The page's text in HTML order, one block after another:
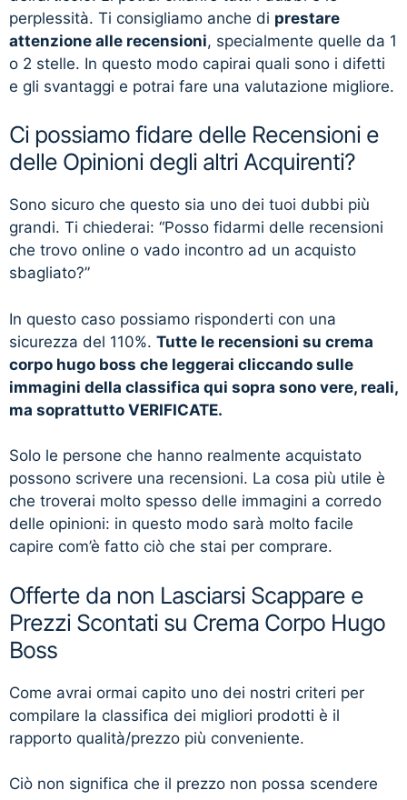
perplessità. Ti consigliamo anche di prestare
attenzione alle recensioni, specialmente quelle da 1
o 2 stelle. In questo modo capirai quali sono i difetti
e gli svantaggi e potrai fare una valutazione migliore.
Ci possiamo fidare delle Recensioni e
delle Opinioni degli altri Acquirenti?
Sono sicuro che questo sia uno dei tuoi dubbi più
grandi. Ti chiederai: “Posso fidarmi delle recensioni
che trovo online o vado incontro ad un acquisto
sbagliato?”
In questo caso possiamo risponderti con una
sicurezza del 110%. Tutte le recensioni su crema
corpo hugo boss che leggerai cliccando sulle
immagini della classifica qui sopra sono vere, reali,
ma soprattutto VERIFICATE.
Solo le persone che hanno realmente acquistato
possono scrivere una recensioni. La cosa più utile è
che troverai molto spesso delle immagini a corredo
delle opinioni: in questo modo sarà molto facile
capire com’è fatto ciò che stai per comprare.
Offerte da non Lasciarsi Scappare e
Prezzi Scontati su Crema Corpo Hugo
Boss
Come avrai ormai capito uno dei nostri criteri per
compilare la classifica dei migliori prodotti è il
rapporto qualità/prezzo più conveniente.
Ciò non significa che il prezzo non possa scendere